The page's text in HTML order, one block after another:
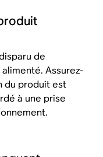
de
alimenté. Assurez-
du produit est
à une prise